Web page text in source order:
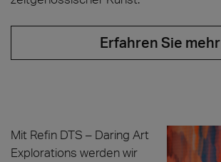
Erfahren Sie mehr
Mit Refin DTS – Daring Art
Explorations werden wir